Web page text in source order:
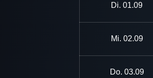
Di. 01.09
Mi. 02.09
Do. 03.09